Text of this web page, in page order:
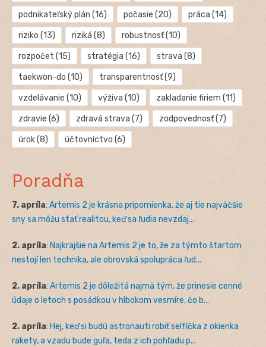
podnikateľský plán (16) počasie (20) práca (14)
riziko (13) riziká (8) robustnosť(10)
rozpočet (15) stratégia (16) strava (8)
taekwon-do (10) transparentnosť(9)
vzdelávanie (10) výživa (10) zakladanie firiem (11)
zdravie (6) zdravá strava (7) zodpovednosť(7)
úrok(8) účtovníctvo (6)
Poradňa
7. apríla: Artemis 2 je krásna pripomienka, že aj tie najväčšie
sny sa môžu stať realitou, keď sa ľudia nevzdaj...
2. apríla: Najkrajšie na Artemis 2 je to, že za týmto štartom
nestojí len technika, ale obrovská spolupráca ľud...
2. apríla: Artemis 2 je dôležitá najmä tým, že prinesie cenné
údaje o letoch s posádkou v hlbokom vesmíre, čo b...
2. apríla: Hej, keď si budú astronauti robiť selfíčka z okienka
rakety, a vzadu bude guľa, teda z ich pohľadu p...